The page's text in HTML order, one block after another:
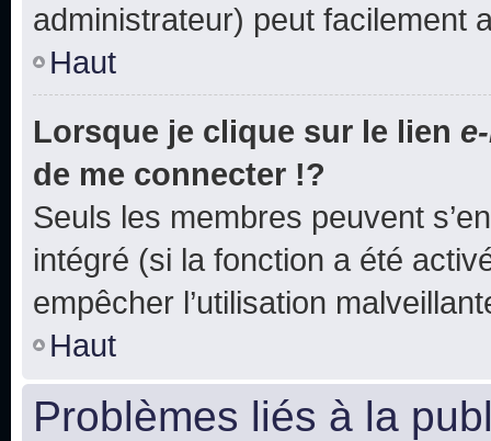
administrateur) peut facilement
Haut
Lorsque je clique sur le lien
de me connecter !?
Seuls les membres peuvent
intégré (si la fonction a été
empêcher l’utilisation
Haut
Problèmes liés à la